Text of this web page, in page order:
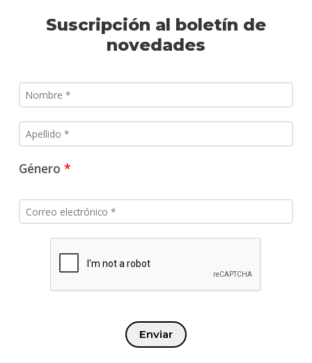
Suscripción al boletín de
novedades
Género
Enviar